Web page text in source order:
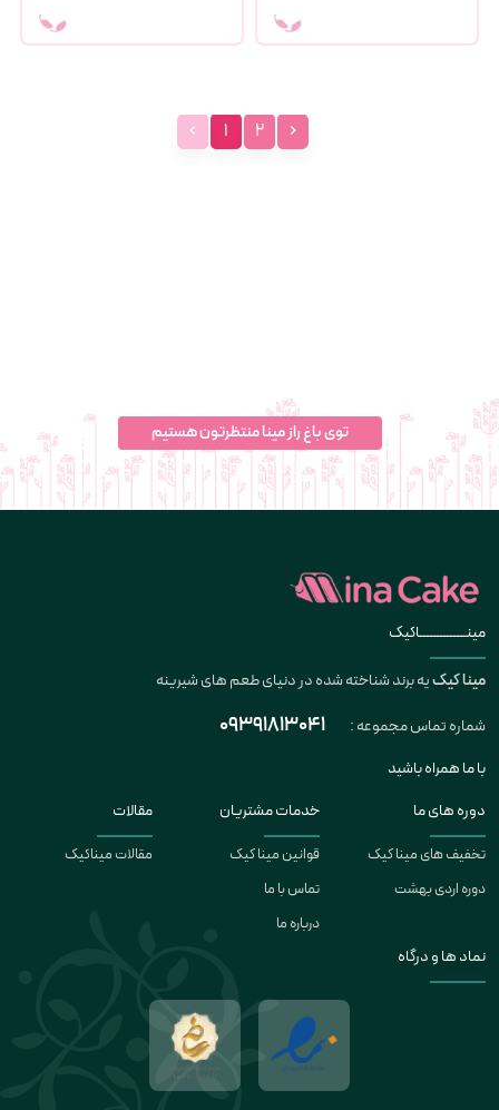
1 2
توی باغ راز مینا منتظرتون هستیم
مینــــــــــــــاکیک
مینا کیکیه برند شناخته شده در دنیای طعم های شیرینه
شماره تماس مجموعه :
09391813041
با ما همراه باشید
دوره های ما
تخفیف های مینا کیک
دوره اردی بهشت
خدمات مشتریان
قوانین مینا کیک
تماس با ما
درباره ما
مقالات
مقالات میناکیک
نماد ها و درگاه